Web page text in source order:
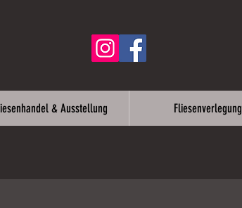
& Ausstellung Fliesenverlegung